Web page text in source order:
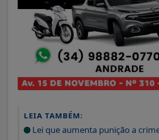
LEIA TAMBÉM:
Lei que aumenta punição a